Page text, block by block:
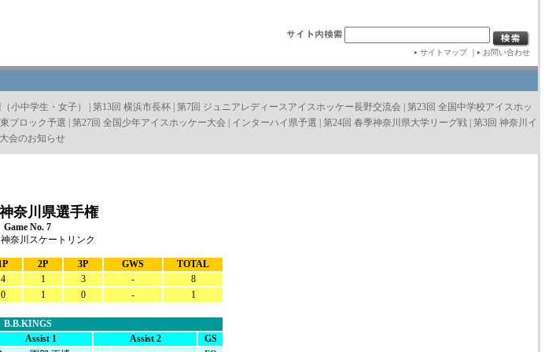
サイトマップ｜ お問い合わせ
小中学生・女子） | 第13回 横浜市長杯 | 第7回 ジュニアレディースアイスホッケー長野交流会 | 第23回 全国中学校アイスホッ
ブロック予選 | 第27回 全国少年アイスホッケー大会 | インターハイ県予選 | 第24回 春季神奈川県大学リーグ戦 | 第3回 神奈川イ
会のお知らせ
奈川県選手権
Game No. 7
神奈川スケートリンク
2P 3P GWS
TOTAL
4 1 3 -
8
0 1 0 - 1
B.B.KINGS
Assist 1 Assist 2
GS